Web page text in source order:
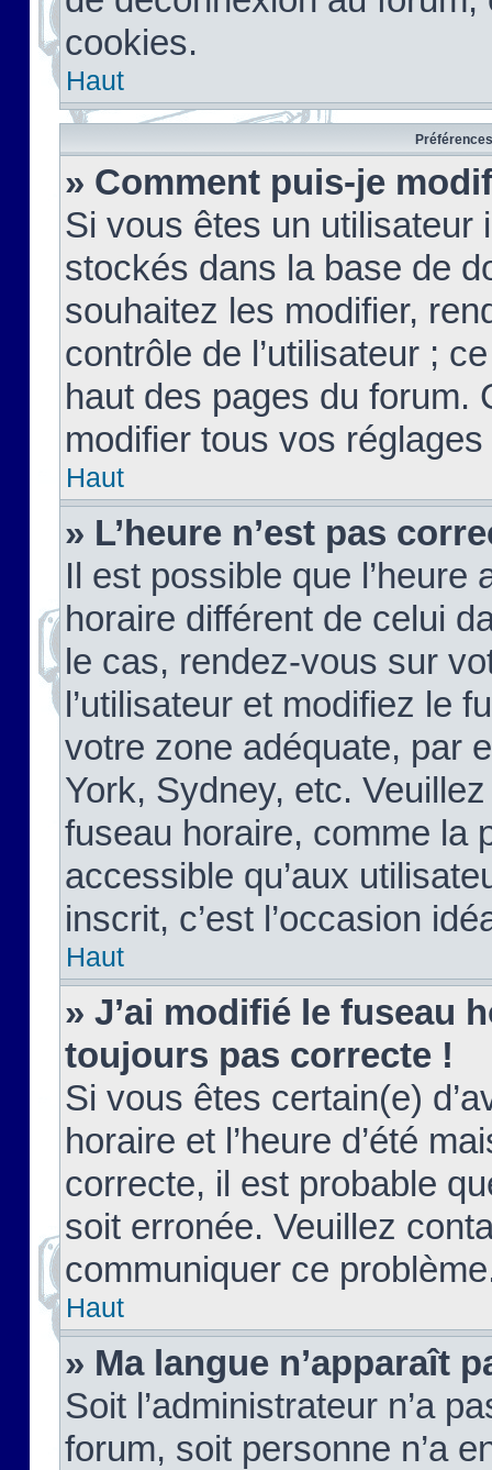
cookies.
Haut
» Comment puis-je
Si vous êtes un
stockés dans la base de
souhaitez les modifier,
contrôle de l’utilisateur ;
haut des pages du forum.
modifier tous vos
Haut
» L’heure n’est pas
Il est possible que
horaire différent de celui
le cas, rendez-vous sur
l’utilisateur et modifiez le
votre zone adéquate, par
York, Sydney, etc.
fuseau horaire, comme la
accessible qu’aux
inscrit, c’est l’occasion
Haut
» J’ai modifié le fuseau
toujours pas correcte !
Si vous êtes certain(e)
horaire et l’heure d’été
correcte, il est probable
soit erronée. Veuillez
communiquer ce
Haut
» Ma langue n’apparaît
Soit l’administrateur n’a
forum, soit personne n’a